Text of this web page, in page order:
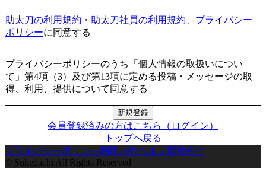
助太刀の利用規約 ・ 助太刀社員の利用規約
プライバシー
ポリシーに同意する
プライバシーポリシーのうち「個人情報の取扱いについ
て」第4項（3）及び第13項に定める投稿・メッセージの取
得、利用、提供について同意する
新規登録
会員登録済みの方はこちら（ログイン）
トップへ戻る
プライバシーポリシー利用規約ヘルプ運営会社
© Sukedachi All Rights Reserved